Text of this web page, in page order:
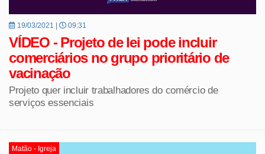
19/03/2021 | 09:31
VÍDEO - Projeto de lei pode incluir
comerciários no grupo prioritário de
vacinação
Projeto quer incluir trabalhadores do comércio de
serviços essenciais
Matão - Igreja